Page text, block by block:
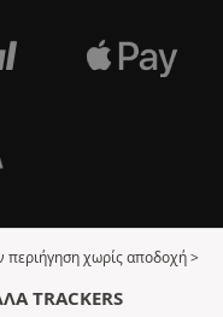
περιήγηση χωρίς αποδοχή >
TRACKERS